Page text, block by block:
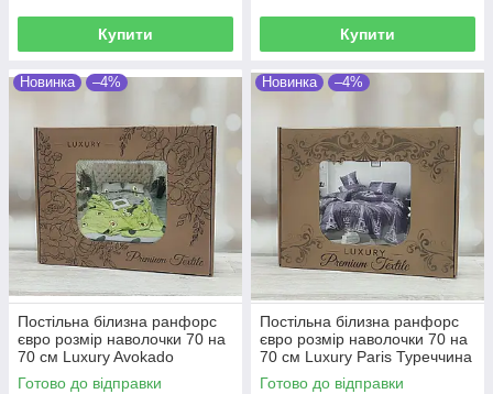
Купити Купити
Новинка –4%
Постільна білизна ранфорс
євро розмір наволочки 70 на
70 см Luxury Avokado
Туреччина
Готово до відправки
Новинка –4%
Постільна білизна ранфорс
євро розмір наволочки 70 на
70 см Luxury Paris Туреччина
Готово до відправки